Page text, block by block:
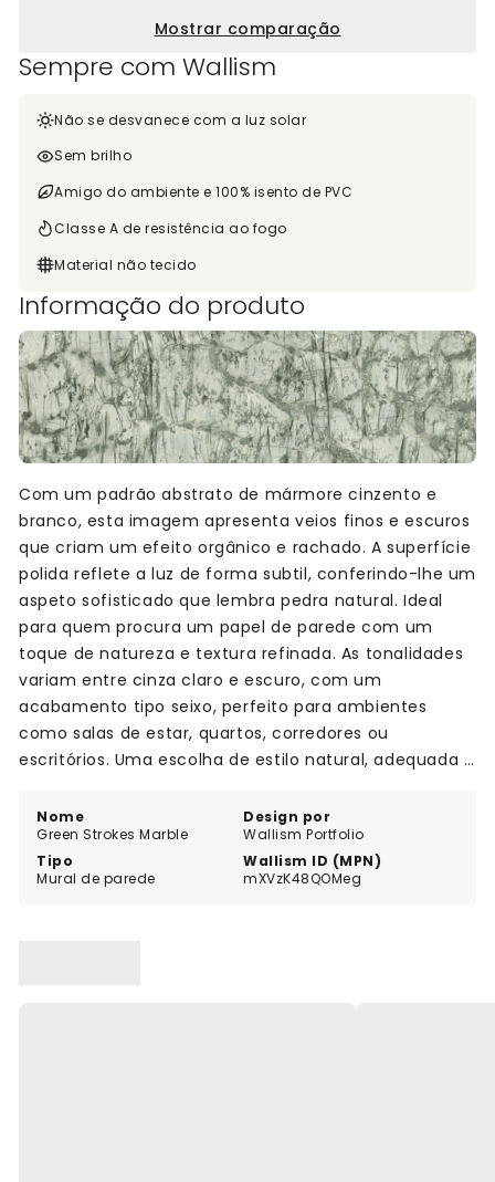
Mostrar comparação
Sempre com Wallism
Não se desvanece com a luz solar
Sem brilho
Amigo do ambiente e 100% isento de PVC
Classe A de resistência ao fogo
Material não tecido
Informação do produto
Nome
Green Strokes Marble
Design por
Wallism Portfolio
Tipo
Mural de parede
Wallism ID (MPN)
mXVzK48QOMeg
Com um padrão abstrato de mármore cinzento e
branco, esta imagem apresenta veios finos e escuros
que criam um efeito orgânico e rachado. A superfície
polida reflete a luz de forma subtil, conferindo-lhe um
aspeto sofisticado que lembra pedra natural. Ideal
para quem procura um papel de parede com um
toque de natureza e textura refinada. As tonalidades
variam entre cinza claro e escuro, com um
acabamento tipo seixo, perfeito para ambientes
como salas de estar, quartos, corredores ou
escritórios. Uma escolha de estilo natural, adequada a